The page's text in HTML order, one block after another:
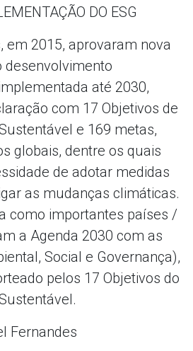
DO ESG
em 2015, aprovaram nova
desenvolvimento
até 2030,
com 17 Objetivos de
e 169 metas,
globais, dentre os quais
de adotar medidas
as mudanças climáticas.
como importantes países /
a Agenda 2030 com as
Social e Governança),
pelos 17 Objetivos do
Fernandes